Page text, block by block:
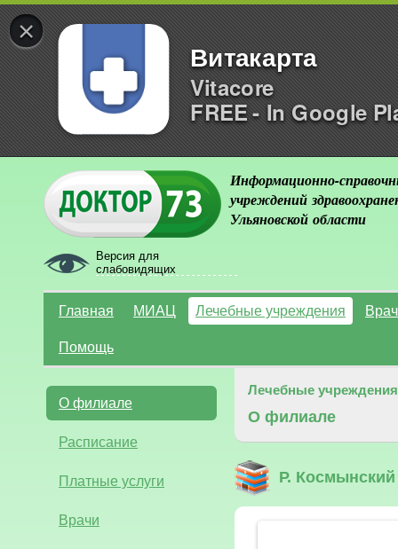
×
Витакарта
Vitacore
FREE - In Google
Версия для
слабовидящих
Информационно-
учреждений
Ульяновской области
Главная МИАЦ Лечебные учреждения
Помощь
О филиале
Расписание
Платные услуги
Врачи
Лечебные учреждения
О филиале
Р.